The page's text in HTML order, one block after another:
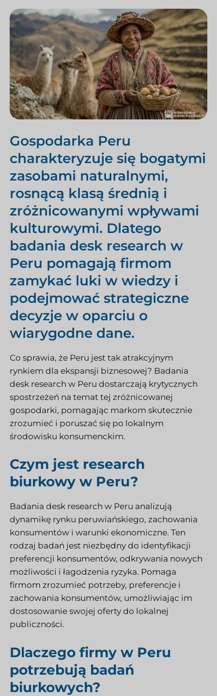
Gospodarka Peru
charakteryzuje się bogatymi
zasobami naturalnymi,
rosnącą klasą średnią i
zróżnicowanymi wpływami
kulturowymi. Dlatego
badania desk research w
Peru pomagają firmom
zamykać luki w wiedzy i
podejmować strategiczne
decyzje w oparciu o
wiarygodne dane.
Co sprawia, że Peru jest tak atrakcyjnym
rynkiem dla ekspansji biznesowej? Badania
desk research w Peru dostarczają krytycznych
spostrzeżeń na temat tej zróżnicowanej
gospodarki, pomagając markom skutecznie
zrozumieć i poruszać się po lokalnym
środowisku konsumenckim.
Czym jest research
biurkowy w Peru?
Badania desk research w Peru analizują
dynamikę rynku peruwiańskiego, zachowania
konsumentów i warunki ekonomiczne. Ten
rodzaj badań jest niezbędny do identyfikacji
preferencji konsumentów, odkrywania nowych
możliwości i łagodzenia ryzyka. Pomaga
firmom zrozumieć potrzeby, preferencje i
zachowania konsumentów, umożliwiając im
dostosowanie swojej oferty do lokalnej
publiczności.
Dlaczego firmy w Peru
potrzebują badań
biurkowych?